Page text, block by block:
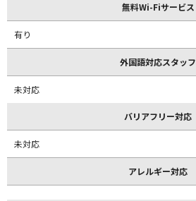
無料Wi-Fiサービス
有り
外国語対応スタッフ
未対応
バリアフリー対応
未対応
アレルギー対応